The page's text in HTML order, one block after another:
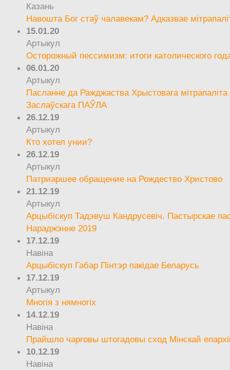
Казань
Навошта Бог стаў чалавекам? Адказвае
15.01.20
Артыкул
Осторожный пессимизм: итоги католического
06.01.20
Артыкул
Пасланне да Ражджаства Хрыстовага мітрапаліта
Заслаўскага ПАЎЛА
26.12.19
Артыкул
Кто хотел унии?
26.12.19
Артыкул
Патриаршее обращение на Рождество Христово
21.12.19
Артыкул
Арцыбіскуп Тадэвуш Кандрусевіч. Пастырскае
Нараджэнне 2019
17.12.19
Навіна
Арцыбіскуп Габар Пінтэр пакідае Беларусь
17.12.19
Артыкул
Многія з нямногіх
14.12.19
Навіна
Прайшло чарговы штогадовы сход Мінскай
10.12.19
Навіна